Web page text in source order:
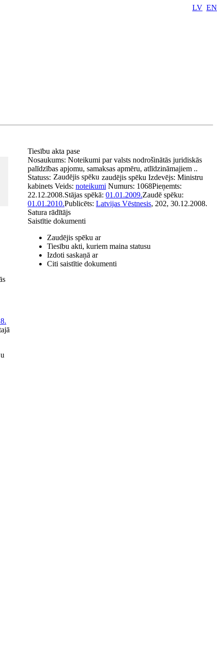
LV EN
Tiesību akta pase
Nosaukums: Noteikumi par valsts nodrošinātās juridiskās
palīdzības apjomu, samaksas apmēru, atlīdzināmajiem ..
Statuss: Zaudējis spēku zaudējis spēku Izdevējs: Ministru
kabinets Veids: noteikumi Numurs: 1068Pieņemts:
22.12.2008.Stājas spēkā: 01.01.2009.Zaudē spēku:
01.01.2010.Publicēts: Latvijas Vēstnesis, 202, 30.12.2008.
Satura rādītājs
Saistītie dokumenti
Zaudējis spēku ar
Tiesību akti, kuriem maina statusu
Izdoti saskaņā ar
Citi saistītie dokumenti